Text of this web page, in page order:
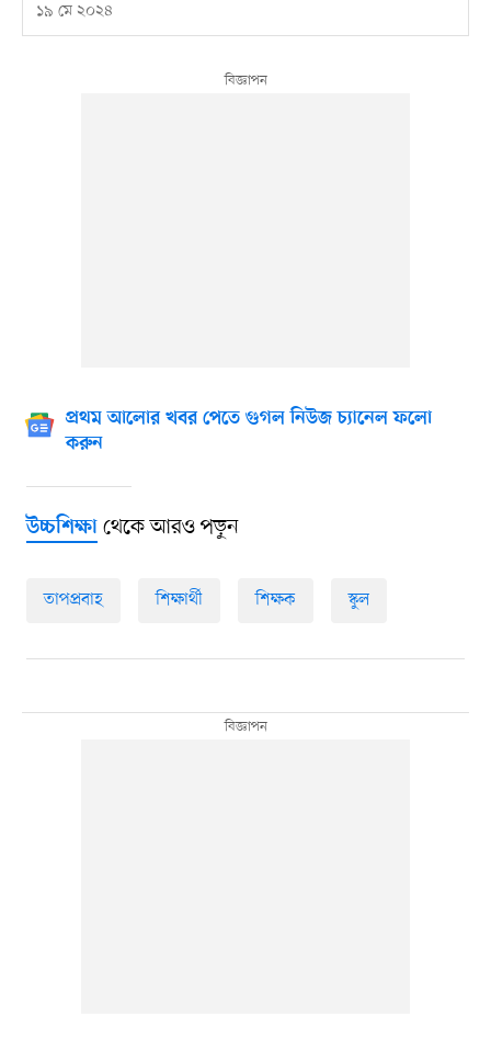
১৯ মে ২০২৪
প্রথম আলোর খবর পেতে গুগল নিউজ চ্যানেল ফলো
করুন
উচ্চশিক্ষাথেকে আরও পড়ুন
তাপপ্রবাহ শিক্ষার্থী শিক্ষক স্কুল